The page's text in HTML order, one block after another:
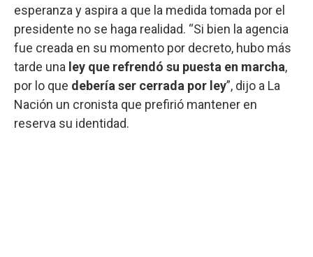
esperanza y aspira a que la medida tomada por el
presidente no se haga realidad. “Si bien la agencia
fue creada en su momento por decreto, hubo más
tarde una ley que refrendó su puesta en marcha,
por lo que debería ser cerrada por ley”, dijo a La
Nación un cronista que prefirió mantener en
reserva su identidad.